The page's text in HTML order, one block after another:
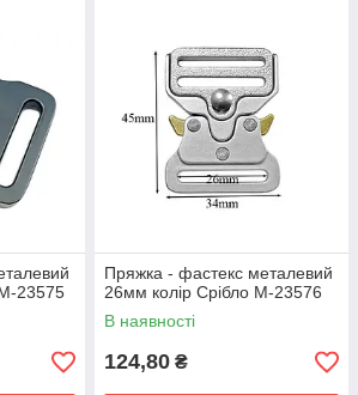
23575
Пряжка - фастекс металевий
26мм колір Срібло М-23576
В наявності
124,80 ₴